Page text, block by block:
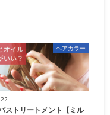
ヘアカラー
ストリートメント【ミル